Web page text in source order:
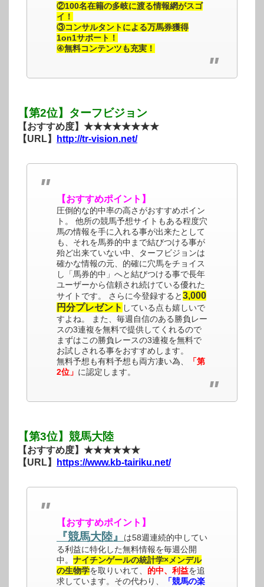
②100名在籍の多岐に渡る情報網がスゴ
イ！
③コンサルタントによる万馬券獲得
1on1サポート！
④無料コンテンツも充実！
【第2位】ターフビジョン
【おすすめ度】★★★★★★★★
【URL】
http://tr-vision.net/
【おすすめポイント】
圧倒的な的中率の高さがおすすめポイン
ト。 他所の競馬予想サイトもある程度穴
馬の情報を手に入れる事が出来たとして
も、それを馬券的中まで結びつける事が
殆ど出来ていない中、ターフビジョンは
確かな情報の元、的確に穴馬をチョイス
し「馬券的中」へと結びつける事で長年
ユーザーから信頼され続けている優れた
サイトです。 さらに今登録すると3,000
円分プレゼント している点も嬉しいで
すよね。 また、毎週自信のある勝負レー
スの3連複を無料で提供してくれるので
まずはこの勝負レースの3連複を無料で
お試しされる事をおすすめします。
無料予想も有料予想も両方凄い為、
「第
2位」 に認定します。
【第3位】競馬大陸
【おすすめ度】★★★★★★
【URL】
https://www.kb-tairiku.net/
【おすすめポイント】
『競馬大陸』
は58週連続的中してい
る利益に特化した無料情報を毎週公開
中。 ナイチンゲールの統計学×メンデル
の生物学を取りいれて、 的中、利益を追
求しています。その代わり、
「競馬の楽